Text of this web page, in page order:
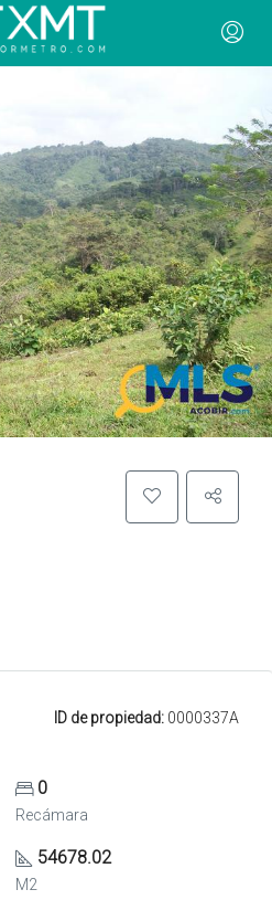
ID de propiedad: 0000337A
0
Recámara
54678.02
M2